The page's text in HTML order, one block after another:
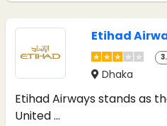
Etihad
Dhaka
Etihad Airways stands as
United ...